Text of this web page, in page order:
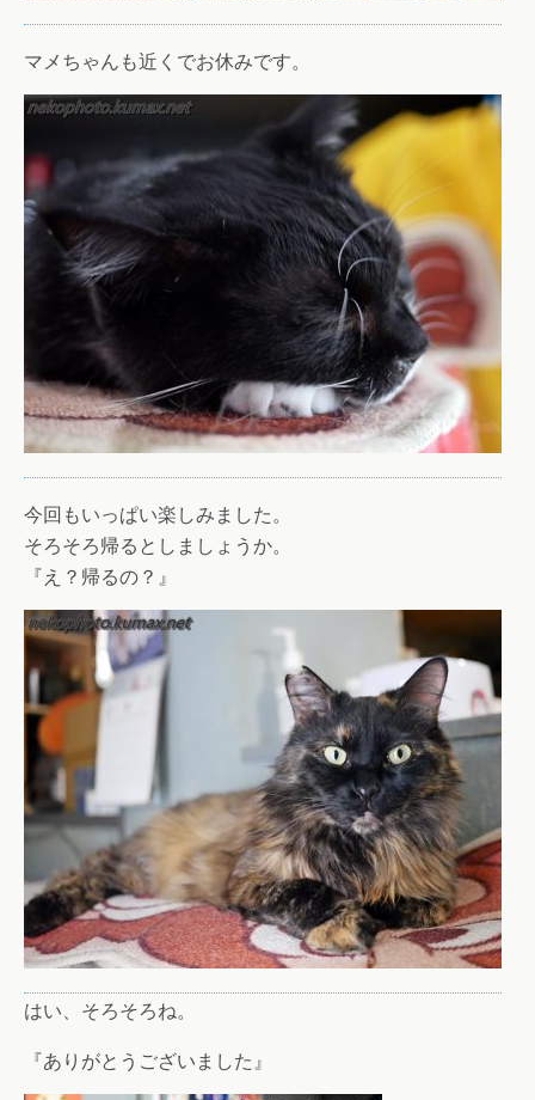
マメちゃんも近くでお休みです。
今回もいっぱい楽しみました。
そろそろ帰るとしましょうか。
『え？帰るの？』
はい、そろそろね。
『ありがとうございました』